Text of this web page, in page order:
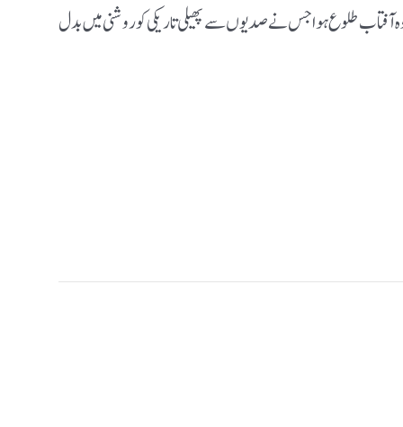
آفتاب طلوع ہوا جس نے صدیوں سے پھیلی تاریکی کو روشنی میں بدل